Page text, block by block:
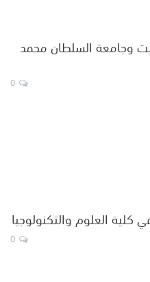
وجامعة السلطان محمد
كلية العلوم والتكنولوجيا